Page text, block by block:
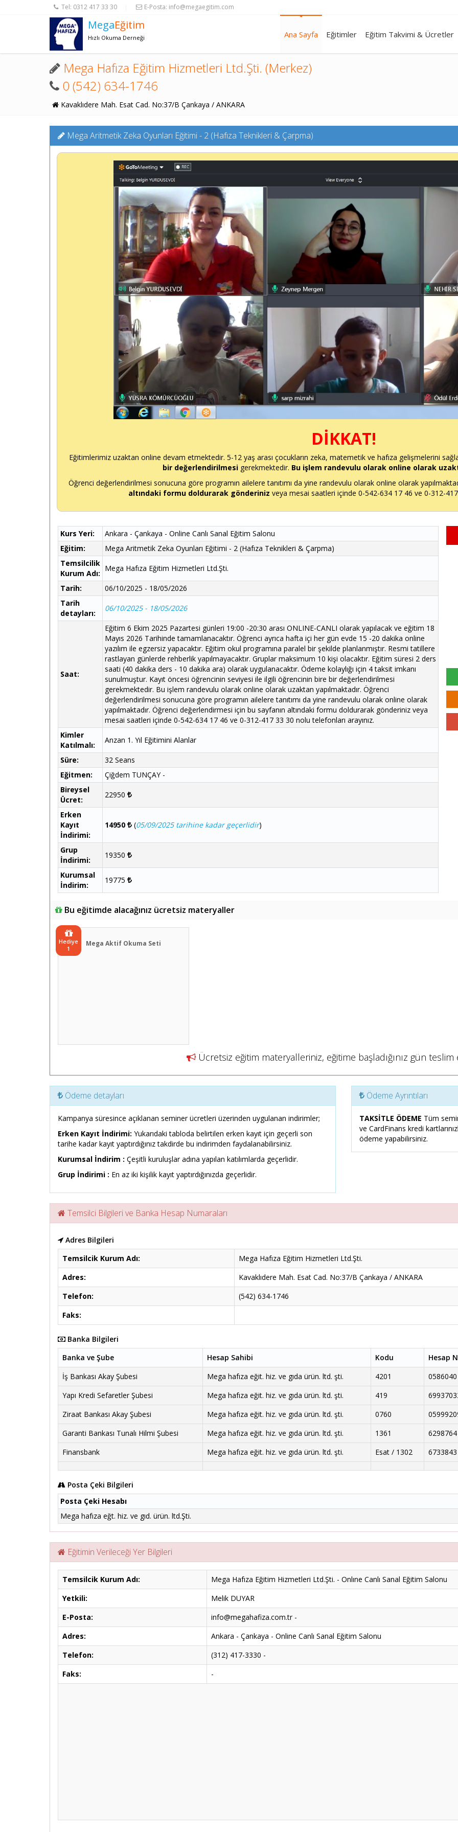
Tel: 0312 417 33 30 E-Posta: info@megaegitim.com
MegaEğitim
Hızlı Okuma Derneği Ana Sayfa Eğitimler Eğitim Takvimi & Ücretler
Mega Hafıza Eğitim Hizmetleri Ltd.Şti. (Merkez)
0 (542) 634-1746
Kavaklıdere Mah. Esat Cad. No:37/B Çankaya / ANKARA
Mega Aritmetik Zeka Oyunları Eğitimi - 2 (Hafıza Teknikleri & Çarpma)
DİKKAT!
Eğitimlerimiz uzaktan online devam etmektedir. 5-12 yaş arası çocukların zeka, matemetik ve hafıza gelişmelerini
bir değerlendirilmesigerekmektedir. Bu işlem randevulu olarak online olarak
Öğrenci değerlendirilmesi sonucuna göre programın ailelere tanıtımı da yine randevulu olarak online olarak
altındaki formu doldurarak gönderiniz veya mesai saatleri içinde 0-542-634 17 46 ve 0-312-417
Kurs Yeri:
Ankara - Çankaya - Online Canlı Sanal Eğitim Salonu
Eğitim:
Mega Aritmetik Zeka Oyunları Eğitimi - 2 (Hafıza Teknikleri & Çarpma)
Temsilcilik
Kurum Adı:
Mega Hafıza Eğitim Hizmetleri Ltd.Şti.
Tarih:
06/10/2025 - 18/05/2026
Tarih
detayları:
06/10/2025 - 18/05/2026
Saat:
Eğitim 6 Ekim 2025 Pazartesi günleri 19:00 -20:30 arası ONLINE-CANLI olarak yapılacak ve eğitim 18
Mayıs 2026 Tarihinde tamamlanacaktır. Öğrenci ayrıca hafta içi her gün evde 15 -20 dakika online
yazılım ile egzersiz yapacaktır. Eğitim okul programına paralel bir şekilde planlanmıştır. Resmi tatillere
rastlayan günlerde rehberlik yapılmayacaktır. Gruplar maksimum 10 kişi olacaktır. Eğitim süresi 2 ders
saati (40 dakika ders - 10 dakika ara) olarak uygulanacaktır. Ödeme kolaylığı için 4 taksit imkanı
sunulmuştur. Kayıt öncesi öğrencinin seviyesi ile ilgili öğrencinin bire bir değerlendirilmesi
gerekmektedir. Bu işlem randevulu olarak online olarak uzaktan yapılmaktadır. Öğrenci
değerlendirilmesi sonucuna göre programın ailelere tanıtımı da yine randevulu olarak online olarak
yapılmaktadır. Öğrenci değerlendirmesi için bu sayfanın altındaki formu doldurarak gönderiniz veya
mesai saatleri içinde 0-542-634 17 46 ve 0-312-417 33 30 nolu telefonları arayınız.
Kimler
Katılmalı:
Anzan 1. Yıl Eğitimini Alanlar
Süre:
32 Seans
Eğitmen:
Çiğdem TUNÇAY -
Bireysel
Ücret:
22950
Erken
Kayıt
İndirimi:
14950 (05/09/2025 tarihine kadar geçerlidir)
Grup
İndirimi:
19350
Kurumsal
İndirim:
19775
Bu eğitimde alacağınız ücretsiz materyaller
Mega Aktif Okuma Seti
Hediye
1
Ücretsiz eğitim materyalleriniz, eğitime başladığınız gün teslim
Ödeme detayları
Kampanya süresince açıklanan seminer ücretleri üzerinden uygulanan indirimler;
Erken Kayıt İndirimi: Yukarıdaki tabloda belirtilen erken kayıt için geçerli son
tarihe kadar kayıt yaptırdığınız takdirde bu indirimden faydalanabilirsiniz.
Kurumsal İndirim : Çeşitli kuruluşlar adına yapılan katılımlarda geçerlidir.
Grup İndirimi : En az iki kişilik kayıt yaptırdığınızda geçerlidir.
Ödeme Ayrıntıları
TAKSİTLE ÖDEME Tüm
ve CardFinans kredi
ödeme yapabilirsiniz.
Temsilci Bilgileri ve Banka Hesap Numaraları
Adres Bilgileri
Temsilcik Kurum Adı:
Mega Hafıza Eğitim Hizmetleri Ltd.Şti.
Adres:
Kavaklıdere Mah. Esat Cad. No:37/B Çankaya / ANKARA
Telefon:
(542) 634-1746
Faks:
Banka Bilgileri
Banka ve Şube
Hesap Sahibi Kodu Hesap
İş Bankası Akay Şubesi
Mega hafıza eğit. hiz. ve gıda ürün. ltd. şti. 4201 0586040
Yapı Kredi Sefaretler Şubesi
Mega hafıza eğit. hiz. ve gıda ürün. ltd. şti. 419
Ziraat Bankası Akay Şubesi
Mega hafıza eğit. hiz. ve gıda ürün. ltd. şti. 0760
Garanti Bankası Tunalı Hilmi Şubesi
Mega hafıza eğit. hiz. ve gıda ürün. ltd. şti. 1361 6298764
Finansbank
Mega hafıza eğit. hiz. ve gıda ürün. ltd. şti. Esat / 1302 6733843
Posta Çeki Bilgileri
Posta Çeki Hesabı
Mega hafıza eğt. hiz. ve gıd. ürün. ltd.Şti.
Eğitimin Verileceği Yer Bilgileri
Temsilcik Kurum Adı:
Mega Hafıza Eğitim Hizmetleri Ltd.Şti. - Onlıne Canlı Sanal Eğitim Salonu
Yetkili:
Melik DUYAR
E-Posta:
info@megahafiza.com.tr -
Adres:
Ankara - Çankaya - Online Canlı Sanal Eğitim Salonu
Telefon:
(312) 417-3330 -
Faks:
-